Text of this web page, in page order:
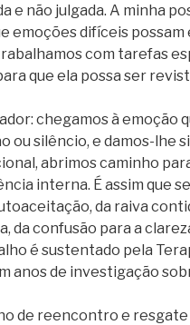
e não julgada. A minha
emoções difíceis
com tarefas
que ela possa ser
chegamos à emoção
ou silêncio, e damos-lhe
abrimos caminho
interna. É assim que
da raiva
da confusão para a
é sustentado pela
anos de investigação
de reencontro e resgate